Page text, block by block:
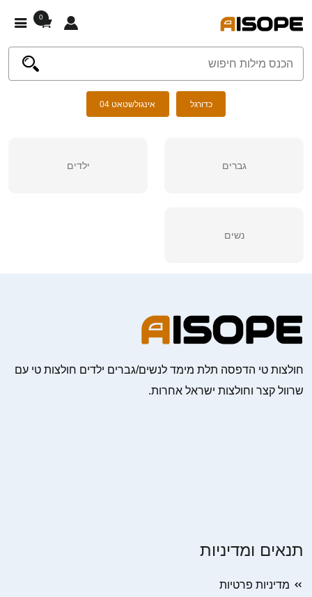
0
כדורגל אינגולשטאט 04
גברים ילדים
נשים
חולצות טי הדפסה תלת מימד לנשים/גברים ילדים חולצות טי עם
שרוול קצר וחולצות ישראל אחרות.
תנאים ומדיניות
מדיניות פרטיות